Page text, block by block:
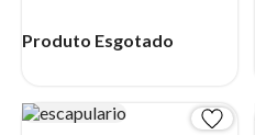
Produto Esgotado